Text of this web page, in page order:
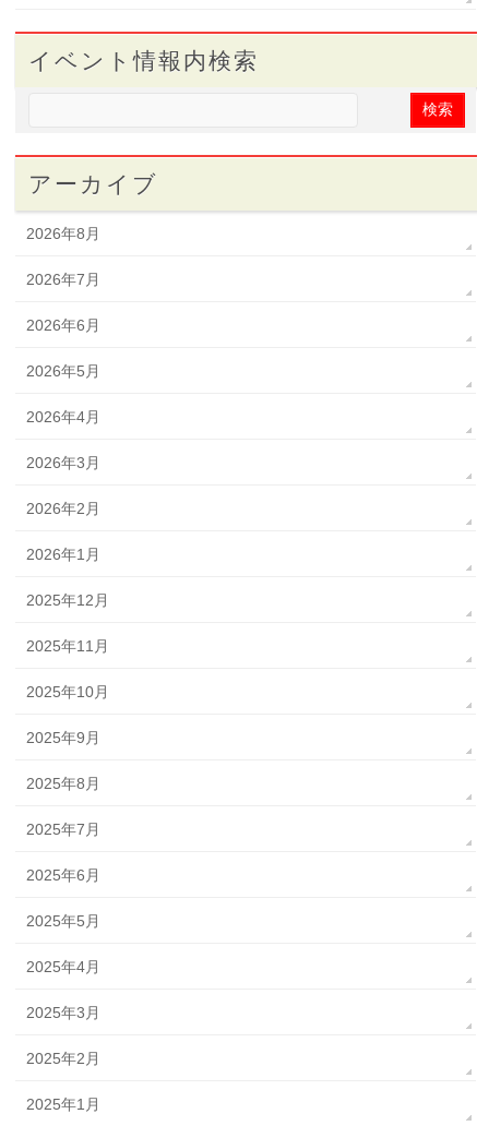
イベント情報内検索
アーカイブ
2026年8月
2026年7月
2026年6月
2026年5月
2026年4月
2026年3月
2026年2月
2026年1月
2025年12月
2025年11月
2025年10月
2025年9月
2025年8月
2025年7月
2025年6月
2025年5月
2025年4月
2025年3月
2025年2月
2025年1月